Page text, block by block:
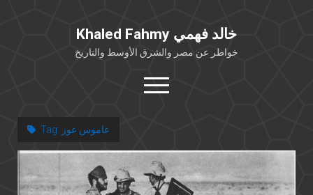
Khaled Fahmy خالد فهمي
خواطر عن مصر والشرق الأوسط والتاريخ
open
menu
خلفية شخصية
كتابات أكاديمية
Tag: عاموس عوز